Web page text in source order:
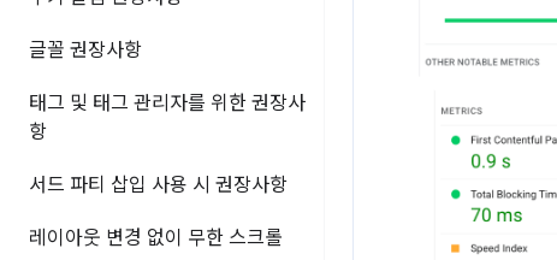
글꼴 권장사항
태그 및 태그 관리자를 위한 권장사
항
서드 파티 삽입 사용 시 권장사항
레이아웃 변경 없이 무한 스크롤